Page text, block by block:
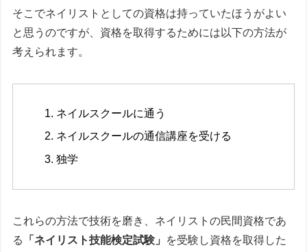
そこでネイリストとしての資格は持っていたほうがよい
と思うのですが、資格を取得するためには以下の方法が
考えられます。
ネイルスクールに通う
ネイルスクールの通信講座を受ける
独学
これらの方法で技術を磨き、ネイリストの民間資格であ
る
「ネイリスト技能検定試験」
を受験し資格を取得した